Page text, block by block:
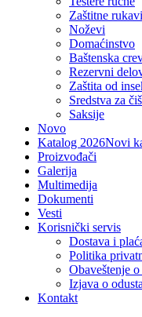
Zaštitne
Noževi
Domaćinstvo
Baštenska
Rezervni
Zaštita od
Sredstva za
Saksije
Novo
Katalog 2026Novi
Proizvođači
Galerija
Multimedija
Dokumenti
Vesti
Korisnički servis
Dostava i
Politika
Obaveštenje
Izjava o
Kontakt